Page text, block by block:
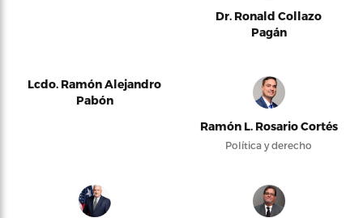
Dr. Ronald Collazo
Pagán
Lcdo. Ramón Alejandro
Pabón
Ramón L. Rosario Cortés
Política y derecho